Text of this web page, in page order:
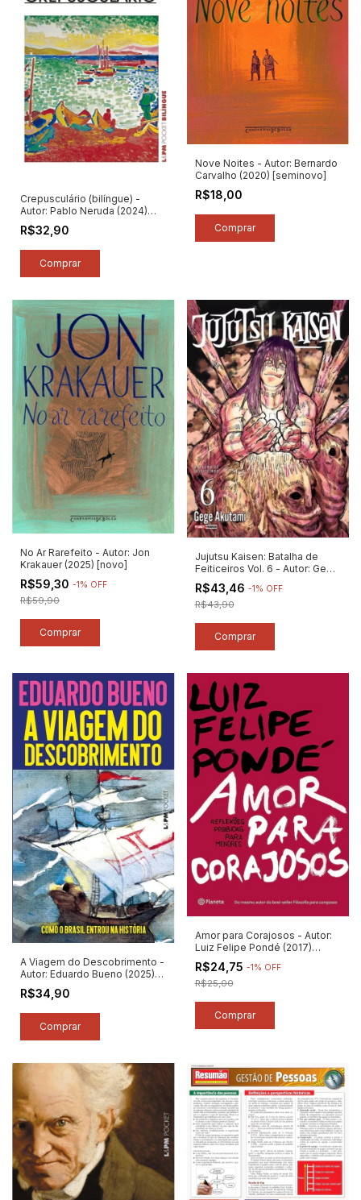
Crepusculário (bilíngue) -
Autor: Pablo Neruda (2024)
[novo]
R$32,90
Nove Noites - Autor: Bernardo
Carvalho (2020) [seminovo]
R$18,00
No Ar Rarefeito - Autor: Jon
Krakauer (2025) [novo]
R$59,30 -1 % OFF
R$59,90
Jujutsu Kaisen: Batalha de
Feiticeiros Vol. 6 - Autor: Gege
Akutami (2025) [novo]
R$43,46 -1% OFF
R$43,90
A Viagem do Descobrimento -
Autor: Eduardo Bueno (2025)
[novo]
R$34,90
Amor para Corajosos - Autor:
Luiz Felipe Pondé (2017)
[seminovo]
R$24,75 -1% OFF
R$25,00